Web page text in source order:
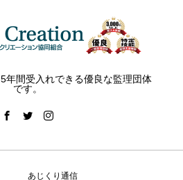
年間受入れできる優良な監理団体
です。
あじくり通信